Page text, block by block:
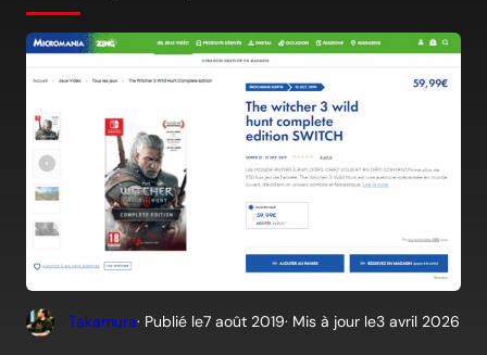
Takamura· Publié le7 août 2019· Mis à jour le3 avril 2026